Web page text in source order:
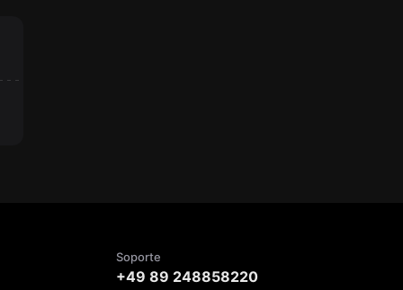
Soporte
+49 89 248858220